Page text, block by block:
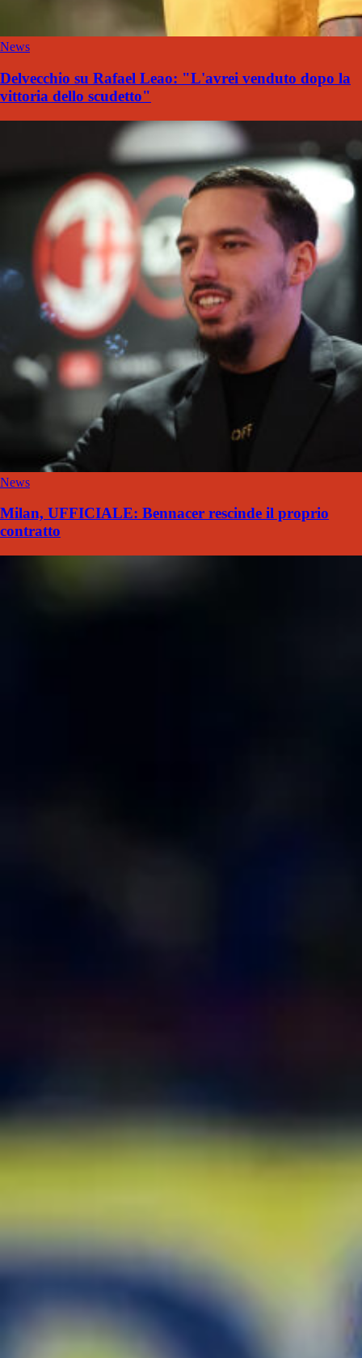
News
Delvecchio su Rafael Leao: "L'avrei venduto dopo la
vittoria dello scudetto"
News
Milan, UFFICIALE: Bennacer rescinde il proprio
contratto